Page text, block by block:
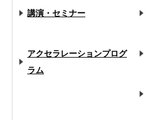
講演・セミナー
アクセラレーションプログ
ラム